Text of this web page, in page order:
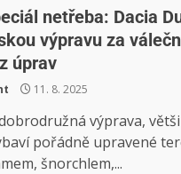
netřeba: Dacia
výpravu za
úprav
11. 8. 2025
výprava,
pořádně upravené
šnorchlem,...